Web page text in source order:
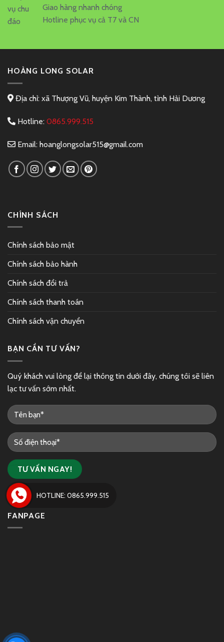
Giao hàng nhanh chóng
Hotline phục vụ cả T7 và CN
HOÀNG LONG SOLAR
Địa chỉ: xã Thượng Vũ, huyện Kim Thành, tỉnh Hải Dương
Hotline: 0865.999.515
Email: hoanglongsolar515@gmail.com
CHÍNH SÁCH
Chính sách bảo mật
Chính sách bảo hành
Chính sách đổi trả
Chính sách thanh toán
Chính sách vận chuyển
BẠN CẦN TƯ VẤN?
Quý khách vui lòng để lại thông tin dưới đây, chúng tôi sẽ liên
lạc tư vấn sớm nhất.
FANPAGE
HOTLINE: 0865.999.515